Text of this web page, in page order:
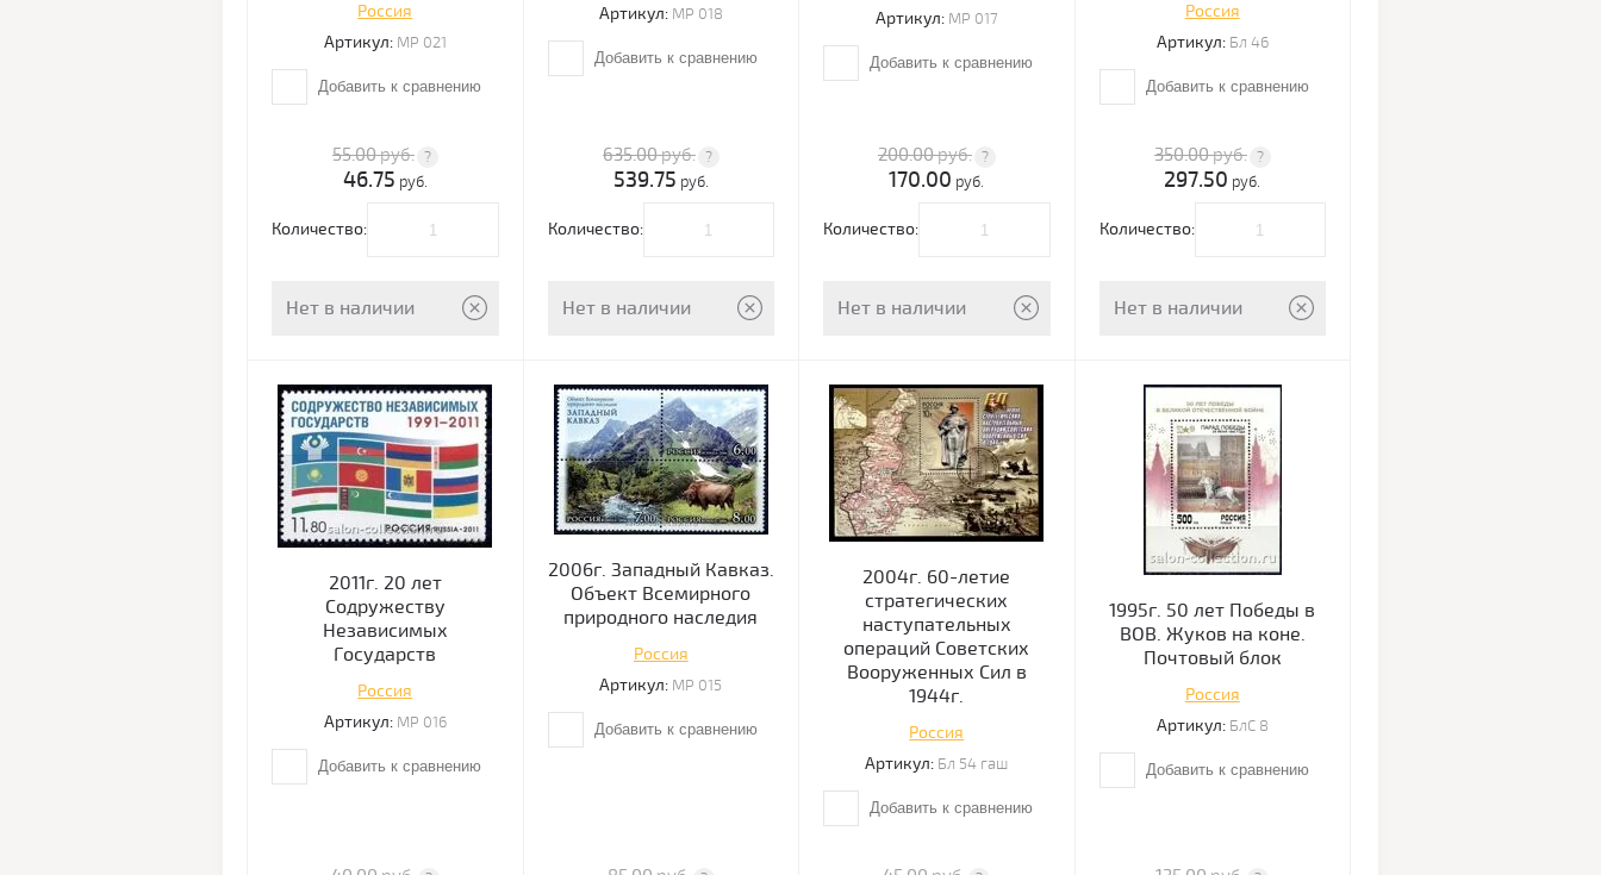
Россия
Артикул:МР 021
Добавить к сравнению
55.00руб.
46.75 руб.
Количество:
Нет в наличии
Артикул:МР 018
Добавить к сравнению
635.00руб.
539.75 руб.
Количество:
Нет в наличии
Артикул:МР 017
Добавить к сравнению
200.00руб.
170.00 руб.
Количество:
Нет в наличии
Россия
Артикул:Бл 46
Добавить к сравнению
350.00руб.
297.50 руб.
Количество:
Нет в наличии
2011г. 20 лет
Содружеству
Независимых
Государств
Россия
Артикул:МР 016
Добавить к сравнению
2006г. Западный Кавказ.
Объект Всемирного
природного наследия
Россия
Артикул: МР 015
Добавить к сравнению
2004г. 60-летие
стратегических
наступательных
операций Советских
Вооруженных Сил в
1944г.
Россия
Артикул: Бл 54 гаш
Добавить к сравнению
1995г. 50 лет Победы в
ВОВ. Жуков на коне.
Почтовый блок
Россия
Артикул:БлС 8
Добавить к сравнению